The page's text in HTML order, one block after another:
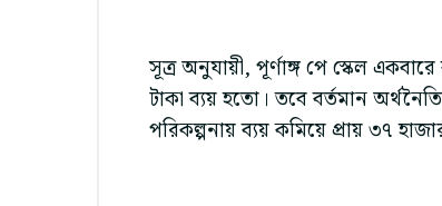
সূত্র অনুযায়ী, পূর্ণাঙ্গ পে স্কেল
টাকা ব্যয় হতো। তবে বর্তমান
পরিকল্পনায় ব্যয় কমিয়ে প্রায় ৩৭